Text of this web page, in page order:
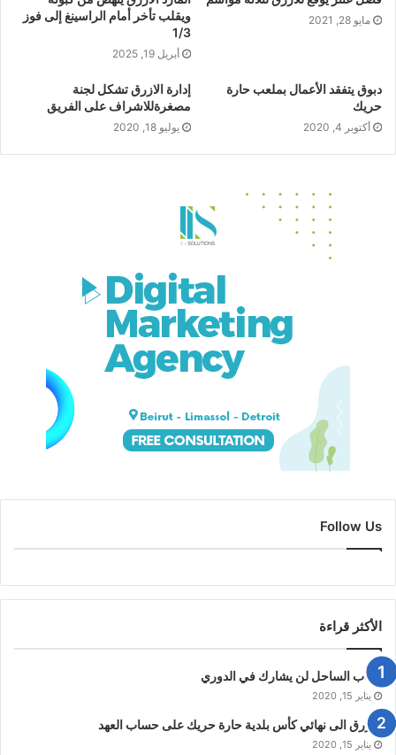
مايو 28, 2021
ويقلب تأخر أمام الراسينغ إلى فوز
1/3
أبريل 19, 2025
دبوق يتفقد الأعمال بملعب حارة
حريك
أكتوبر 4, 2020
إدارة الازرق تشكل لجنة
مصغرةللاشراف على الفريق
يوليو 18, 2020
Follow Us
الأكثر قراءة
شباب الساحل لن يشارك في الدوري
يناير 15, 2020
الازرق الى نهائي كأس بلدية حارة حريك على حساب العهد
يناير 15, 2020